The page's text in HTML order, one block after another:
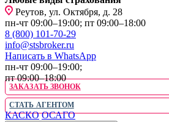
Реутов, ул. Октября, д. 28
пн-чт 09:00–19:00; пт 09:00–18:00
8 (800) 101-70-29
info@stsbroker.ru
Написать в WhatsApp
пн-чт 09:00–19:00;
пт 09:00–18:00
ЗАКАЗАТЬ ЗВОНОК
СТАТЬ АГЕНТОМ
КАСКО ОСАГО